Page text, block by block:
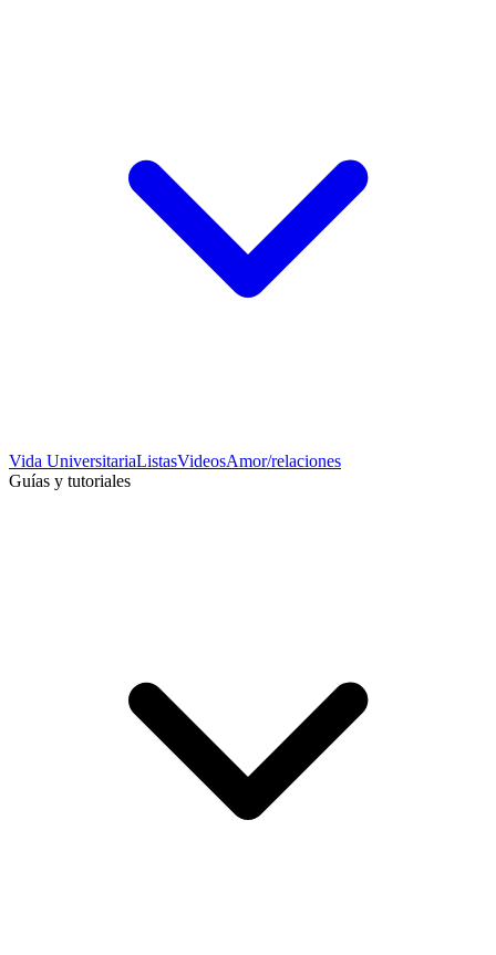
Vida UniversitariaListasVideosAmor/relaciones
Guías y tutoriales